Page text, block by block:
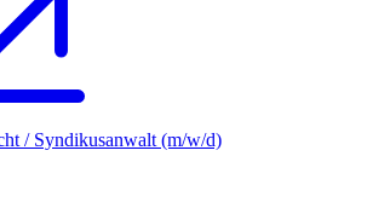
/ Syndikusanwalt (m/w/d)